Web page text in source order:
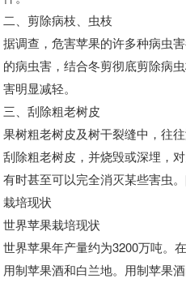
二、剪除病枝、虫枝
据调查，危害苹果的许多种病虫
的病虫害，结合冬剪彻底剪除病
害明显减轻。
三、刮除粗老树皮
果树粗老树皮及树干裂缝中，往
刮除粗老树皮，并烧毁或深埋，
有时甚至可以完全消灭某些害虫
栽培现状
世界苹果栽培现状
世界苹果年产量约为3200万吨。
用制苹果酒和白兰地。用制苹果